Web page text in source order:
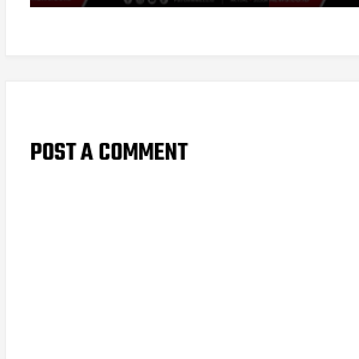
POST A COMMENT